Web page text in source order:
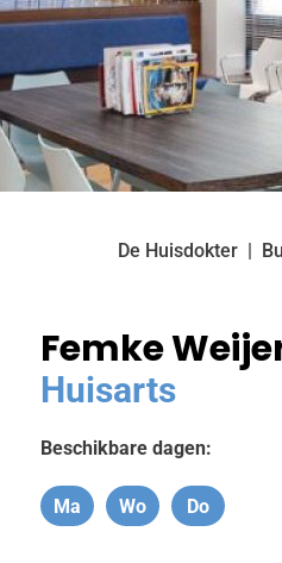
De Huisdokter
Femke
Huisarts
Beschikbare dagen:
Maandag
Ma Woensdag
Wo Donderdag
Do